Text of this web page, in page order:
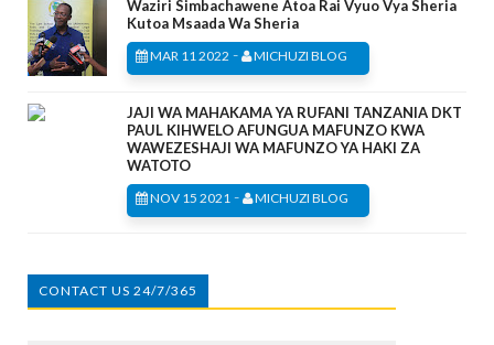
Waziri Simbachawene Atoa Rai Vyuo Vya Sheria
Kutoa Msaada Wa Sheria
MAR 11 2022 - MICHUZI BLOG
JAJI WA MAHAKAMA YA RUFANI TANZANIA DKT
PAUL KIHWELO AFUNGUA MAFUNZO KWA
WAWEZESHAJI WA MAFUNZO YA HAKI ZA
WATOTO
NOV 15 2021 - MICHUZI BLOG
CONTACT US 24/7/365